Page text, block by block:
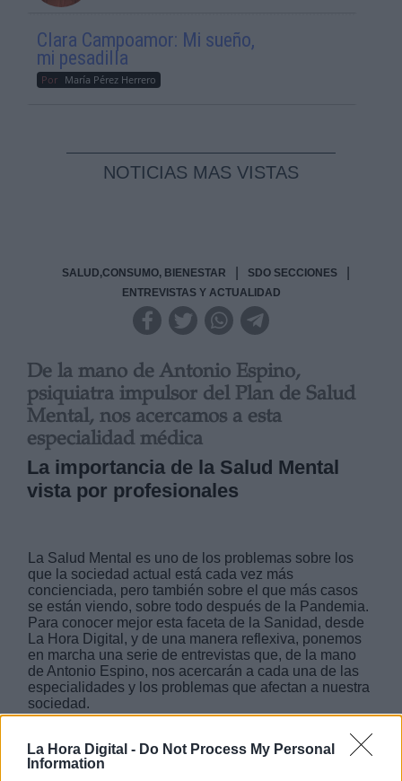
La Hora Digital - Do Not Process My Personal
Information
Clara Campoamor: Mi sueño,
mi pesadilla
Por María Pérez Herrero
NOTICIAS MAS VISTAS
SALUD,CONSUMO, BIENESTAR SDO SECCIONES
ENTREVISTAS Y ACTUALIDAD
De la mano de Antonio Espino,
psiquiatra impulsor del Plan de Salud
Mental, nos acercamos a esta
especialidad médica
La importancia de la Salud Mental
vista por profesionales
La Salud Mental es uno de los problemas sobre los
que la sociedad actual está cada vez más
concienciada, pero también sobre el que más casos
se están viendo, sobre todo después de la Pandemia.
Para conocer mejor esta faceta de la Sanidad, desde
La Hora Digital, y de una manera reflexiva, ponemos
en marcha una serie de entrevistas que, de la mano
de Antonio Espino, nos acercarán a cada una de las
especialidades y los problemas que afectan a nuestra
sociedad.
MIÉRCOLES, 08 MARZO 2023